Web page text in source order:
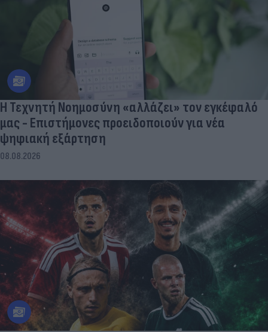
Η Τεχνητή Νοημοσύνη «αλλάζει» τον εγκέφαλό
μας - Eπιστήμονες προειδοποιούν για νέα
ψηφιακή εξάρτηση
08.08.2026